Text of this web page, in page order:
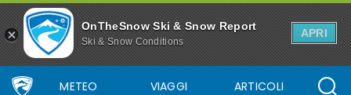
OnTheSnow Ski & Snow Report
Ski & Snow Conditions
APRI
METEO VIAGGI ARTICOLI